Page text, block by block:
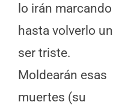
lo irán marcando
hasta volverlo un
ser triste.
Moldearán esas
muertes (su